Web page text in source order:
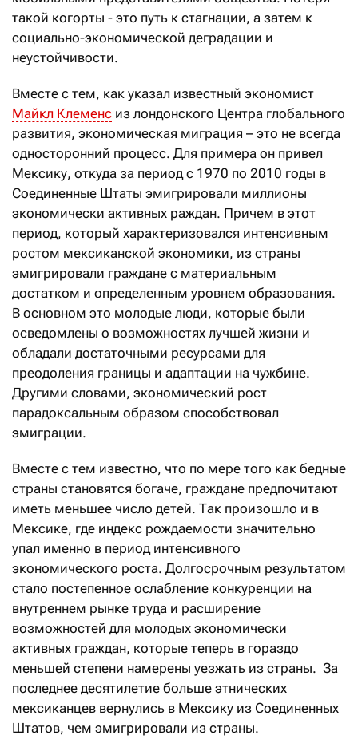
такой когорты - это путь к стагнации, а затем к
социально-экономической деградации и
неустойчивости.
Вместе с тем, как указал известный экономист
Майкл Клеменс из лондонского Центра глобального
развития, экономическая миграция – это не всегда
односторонний процесс. Для примера он привел
Мексику, откуда за период с 1970 по 2010 годы в
Соединенные Штаты эмигрировали миллионы
экономически активных раждан. Причем в этот
период, который характеризовался интенсивным
ростом мексиканской экономики, из страны
эмигрировали граждане с материальным
достатком и определенным уровнем образования.
В основном это молодые люди, которые были
осведомлены о возможностях лучшей жизни и
обладали достаточными ресурсами для
преодоления границы и адаптации на чужбине.
Другими словами, экономический рост
парадоксальным образом способствовал
эмиграции.
Вместе с тем известно, что по мере того как бедные
страны становятся богаче, граждане предпочитают
иметь меньшее число детей. Так произошло и в
Мексике, где индекс рождаемости значительно
упал именно в период интенсивного
экономического роста. Долгосрочным результатом
стало постепенное ослабление конкуренции на
внутреннем рынке труда и расширение
возможностей для молодых экономически
активных граждан, которые теперь в гораздо
меньшей степени намерены уезжать из страны. За
последнее десятилетие больше этнических
мексиканцев вернулись в Мексику из Соединенных
Штатов, чем эмигрировали из страны.